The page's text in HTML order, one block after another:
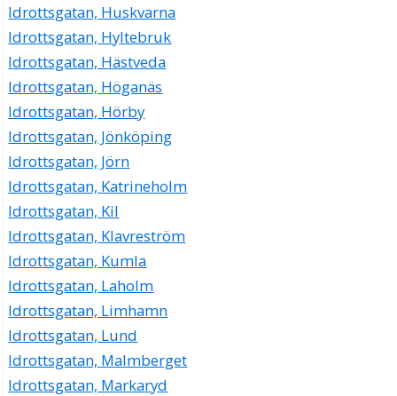
Idrottsgatan, Huskvarna
Idrottsgatan, Hyltebruk
Idrottsgatan, Hästveda
Idrottsgatan, Höganäs
Idrottsgatan, Hörby
Idrottsgatan, Jönköping
Idrottsgatan, Jörn
Idrottsgatan, Katrineholm
Idrottsgatan, Kil
Idrottsgatan, Klavreström
Idrottsgatan, Kumla
Idrottsgatan, Laholm
Idrottsgatan, Limhamn
Idrottsgatan, Lund
Idrottsgatan, Malmberget
Idrottsgatan, Markaryd